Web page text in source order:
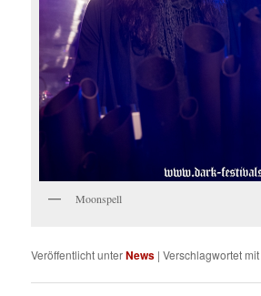
Moonspell
Veröffentlicht unterNews |Verschlagwortet mit